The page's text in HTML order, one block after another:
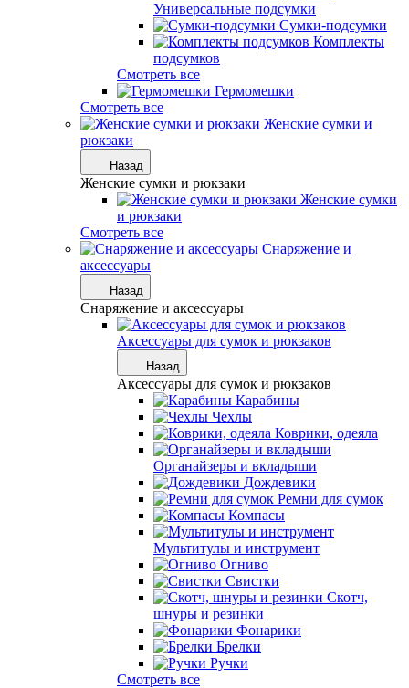
Универсальные подсумки
Сумки-подсумки
Комплекты
подсумков
Смотреть все
Гермомешки
Смотреть все
Женские сумки и
рюкзаки
Назад
Женские сумки и рюкзаки
Женские сумки
и рюкзаки
Смотреть все
Снаряжение и
аксессуары
Назад
Снаряжение и аксессуары
Аксессуары для сумок и рюкзаков
Назад
Аксессуары для сумок и рюкзаков
Карабины
Чехлы
Коврики, одеяла
Органайзеры и вкладыши
Дождевики
Ремни для сумок
Компасы
Мультитулы и инструмент
Огниво
Свистки
Скотч,
шнуры и резинки
Фонарики
Брелки
Ручки
Смотреть все